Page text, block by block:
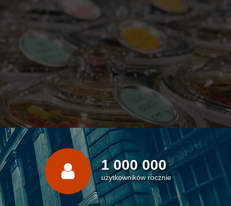
1 000 000
użytkowników rocznie